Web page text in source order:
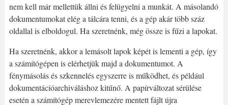
nem kell már mellettük állni és felügyelni a munkát. A másolandó
dokumentumokat elég a tálcára tenni, és a gép akár több száz
oldallal is elboldogul. Ha szeretnénk, még össze is fűzi a lapokat.
Ha szeretnénk, akkor a lemásolt lapok képét is lementi a gép, így
a számítógépen is elérhetjük majd a dokumentumot. A
fénymásolás és szkennelés egyszerre is működhet, és például
dokumentációarchiváláshoz kitűnő. A papírváltozat sérülése
esetén a számítógép merevlemezére mentett fájlt újra